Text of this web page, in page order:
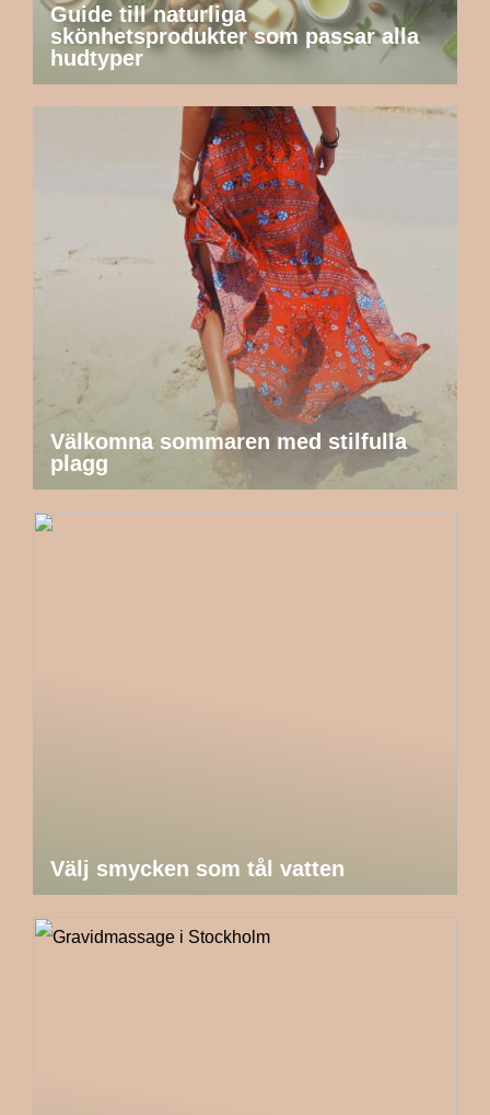
Guide till naturliga
skönhetsprodukter som passar alla
hudtyper
Välkomna sommaren med stilfulla
plagg
Välj smycken som tål vatten